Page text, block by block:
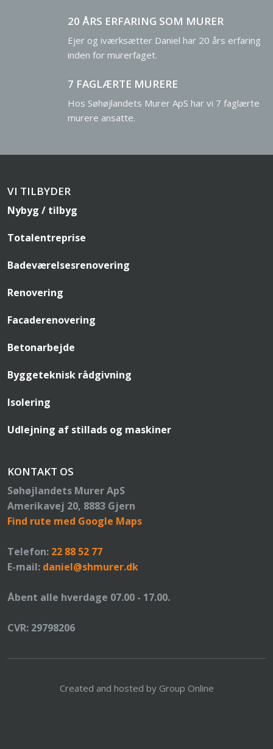
20 ÅRS ERFARING SOM MURER
Ejer og iværksætter Daniel har 20 års erfaring
inden for murerfaget.
​7 FAGLÆRTE MURERE
Hos Søhøjlandets Murer ApS har vi 7 faglærte
murere ansatte.
VI TILBYDER​
Nybyg / tilbyg
Totalentreprise
Badeværelsesrenovering
Renovering
Facaderenovering
Betonarbejde
Byggeteknisk rådgivning
Isolering
Udlejning af stillads og maskiner
KONTAKT OS
​Søhøjlandets Murer ApS
Amerikavej 20, 8883 Gjern
Find rute med Google Maps
Telefon: 22 88 52 77
E-mail: daniel@shmurer.dk
Åbent alle hverdage 07.00 - 17.00.
CVR: 29798206
Created and hosted by Group Online